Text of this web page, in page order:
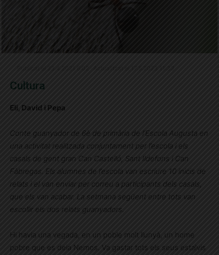
Cultura
Eli, David i Pepa
Conte guanyador de 6è de primària de l’Escola Augusta en
una activitat realitzada conjuntament per l’escola i els
casals de gent gran Can Castelló, Sant Ildefons i Can
Fàbregas. Els alumnes de l’escola van escriure 10 inicis de
relats i el van enviar per correu a participants dels casals,
que els van acabar. La setmana següent entre tots van
escollir els dos relats guanyadors.
Hi havia una vegada, en un poble molt llunyà, un home
pobre que es deia Nemos. Va gastar tots els seus estalvis